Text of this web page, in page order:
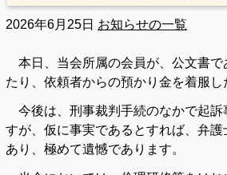
2026年6月25日 お知らせの一覧
本日、当会所属の会員が、公文書で
たり、依頼者からの預かり金を着服
今後は、刑事裁判手続のなかで起訴
すが、仮に事実であるとすれば、弁
あり、極めて遺憾であります。